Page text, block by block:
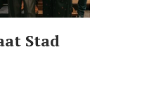
Stad